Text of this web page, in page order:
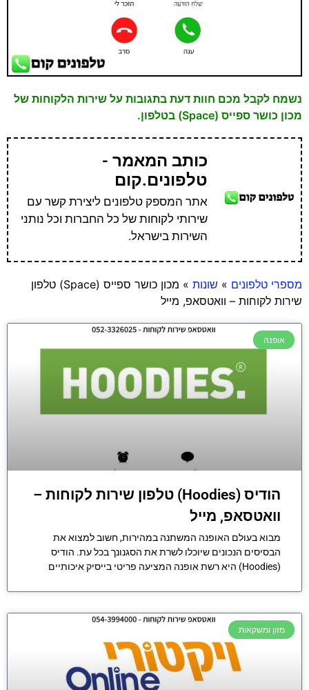
נשמח לקבל מכם חוות דעת בתגובות על שירות הלקוחות של
מכון כושר ספייס (Space) בטלפון.
כותב המאמר -
טלפונים.קום
אתר המספק טלפונים ליצירת קשר עם
שירותי לקוחות של כל החברות וכל נותני
השירות בישראל.
מספרי טלפונים » שונות »
מכון כושר ספייס (Space) טלפון
שירות לקוחות – וואטסאפ, מייל
אופנה
הודיס (Hoodies) טלפון שירות לקוחות –
וואטסאפ, מייל
מבוא בעולם האופנה המשתנה במהירות, חשוב למצוא את
הבסיסים הנכונים שיוכלו לשרת את הסגנונך בכל עת. הודיס
(Hoodies) היא רשת אופנה המציעה פריטי בייסיק איכותיים
מזון ומשקאות